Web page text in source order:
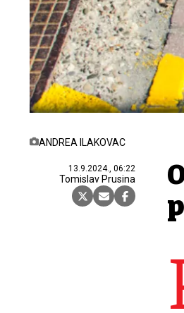
ANDREA ILAKOVAC
13.9.2024., 06:22
Tomislav Prusina